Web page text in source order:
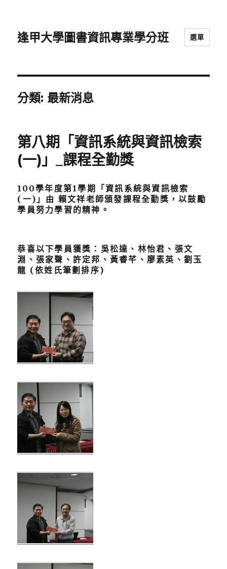
逢甲大學圖書資訊專業學分班 選單
分類: 最新消息
第八期「資訊系統與資訊檢索
(一)」_課程全勤獎
100學年度第1學期「資訊系統與資訊檢索
(一)」由 賴文祥老師頒發課程全勤獎，以鼓勵
學員努力學習的精神。
恭喜以下學員獲獎：吳松達、林怡君、張文
淵、張家聲、許定邦、黃睿芊、廖素英、劉玉
龍 (依姓氏筆劃排序)